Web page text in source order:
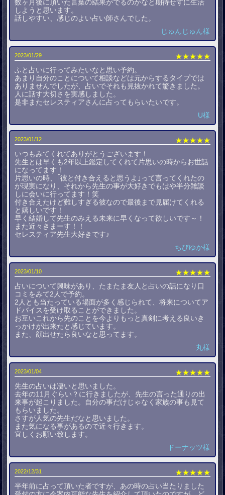
数ヶ月後に頂いた言葉の結果がでるのかなと期待せずに生活
しようと思います。
話しやすい、感じのよい占い師さんでした。
じゅんじゅん様
2023/01/29
★★★★★
ふと占いに行ってみたいなと思い予約。
あまり自分のことについて相談などは元からするタイプでは
ありませんでしたが、占いでそれも見抜かれて驚きました。
人に話す大切さを実感しました。
是非またセレスティアさんに占ってもらいたいです。
U様
2023/01/12
★★★★★
いつもみてくれてありがとうございます！
先生とは早くも2年以上鑑定してくれて片思いの時からお世話
になってます！
片思いの時、｢彼と付き合えると思うよ｣って言ってくれたの
が現実になり、それから先生の事が大好きでもはや半分雑談
しに会いに行ってます！笑
付き合えたけど難しすぎる彼なので最後まで見届けてくれる
と嬉しいです！
早く結婚して先生のみえる未来に早くなって欲しいです～！
また近々きまーす！！
セレスティア先生大好きです♪
ちびゆか様
2023/01/10
★★★★★
占いについて興味があり、たまたま友人と占いの話になり口
コミをみて2人で予約。
2人とも当たっている場面が多く感じられて、将来についてア
ドバイスを受け取ることができました。
お互いこれから先のことを今よりもっと真剣に考える良いき
っかけが出来たと感じています。
また、顔出せたら良いなと思ってます。
丸様
2023/01/04
★★★★★
先生の占いは凄いと思いました。
去年の11月ぐらい？に行きましたが、先生の言った通りの出
来事が起こりました。自分の事だけじゃなく家族の事も見て
もらいました。
さすが人気の先生だなと思いました。
また気になる事があるので近々行きます。
宜しくお願い致します。
ドーナッツ様
2022/12/31
★★★★★
半年前に占って頂いた者ですが、あの時の占い当たりました